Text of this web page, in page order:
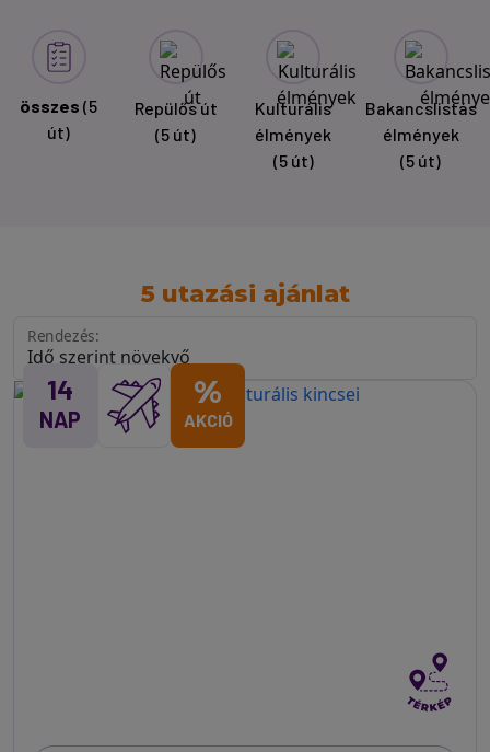
összes (5
út)
Repülős út
(5 út)
Kulturális
élmények
(5 út)
Bakancslistás
élmények
(5 út)
5 utazási ajánlat
Rendezés:
14
NAP
%
AKCIÓ